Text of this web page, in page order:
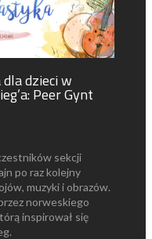
dzieci w
Peer Gynt
sekcji
po raz kolejny
muzyki i obrazów.
norweskiego
inspirował się